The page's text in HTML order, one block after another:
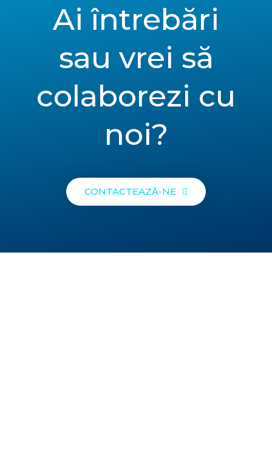
Ai întrebări
sau vrei să
colaborezi cu
noi?
CONTACTEAZĂ-NE